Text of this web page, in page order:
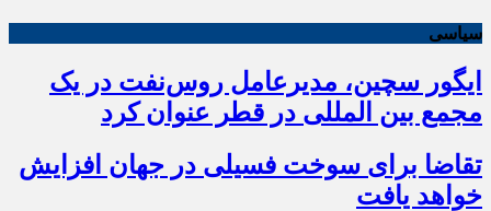
سیاسی
ایگور سچین، مدیرعامل روس‌نفت در یک
مجمع بین المللی در قطر عنوان کرد
تقاضا برای سوخت فسیلی در جهان افزایش
خواهد یافت